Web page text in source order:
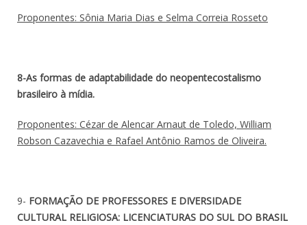
Proponentes: Sônia Maria Dias e Selma Correia Rosseto
8-As formas de adaptabilidade do neopentecostalismo
brasileiro à mídia.
Proponentes: Cézar de Alencar Arnaut de Toledo, William
Robson Cazavechia e Rafael Antônio Ramos de Oliveira.
9- FORMAÇÃO DE PROFESSORES E DIVERSIDADE
CULTURAL RELIGIOSA: LICENCIATURAS DO SUL DO BRASIL